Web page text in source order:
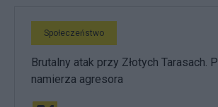
Społeczeństwo
Brutalny atak przy Złotych Tarasach.
namierza agresora